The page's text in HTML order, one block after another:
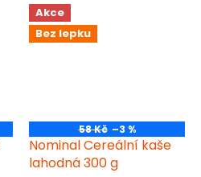
Akce
Bez lepku
58 Kč –3 %
Nominal Cereální kaše
lahodná 300 g